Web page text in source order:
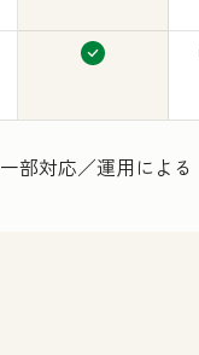
一部対応／運用による